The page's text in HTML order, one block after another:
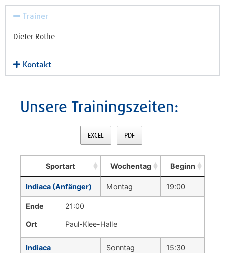
Trainer
Dieter Rothe
Kontakt
Unsere Trainingszeiten:
EXCEL PDF
Sportart Wochentag Beginn
Indiaca (Anfänger) Montag 19:00
Ende 21:00
Ort Paul-Klee-Halle
Indiaca
Sonntag 15:30